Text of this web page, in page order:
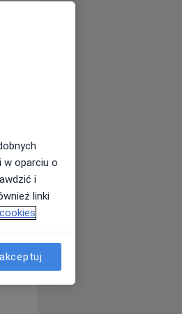
Pon,
10 Sie
w oparciu o
i
linki